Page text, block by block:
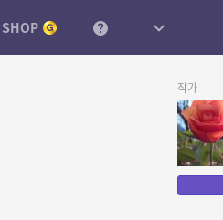
SHOP
작가